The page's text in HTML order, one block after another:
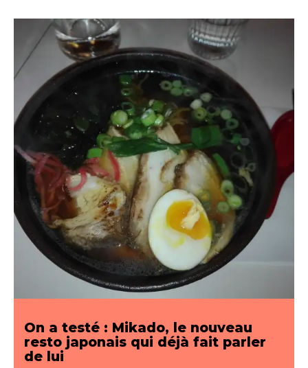
On a testé : Mikado, le nouveau
resto japonais qui déjà fait parler
de lui